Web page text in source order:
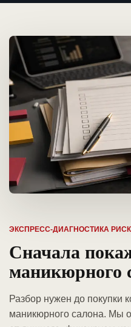
ЭКСПРЕСС-ДИАГНОСТИКА
Сначала
маникюрного
Разбор нужен до покупки
маникюрного салона. Мы